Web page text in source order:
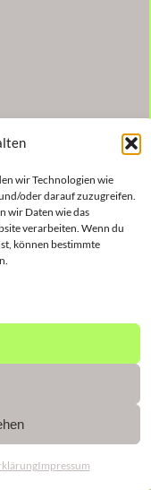
wir Technologien wie
oder darauf zuzugreifen.
wir Daten wie das
verarbeiten. Wenn du
können bestimmte
Impressum